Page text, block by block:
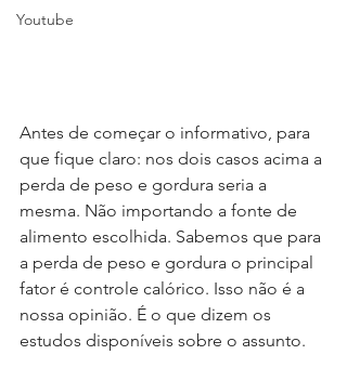
Youtube
Antes de começar o informativo, para
que fique claro: nos dois casos acima a
perda de peso e gordura seria a
mesma. Não importando a fonte de
alimento escolhida. Sabemos que para
a perda de peso e gordura o principal
fator é controle calórico. Isso não é a
nossa opinião. É o que dizem os
estudos disponíveis sobre o assunto.